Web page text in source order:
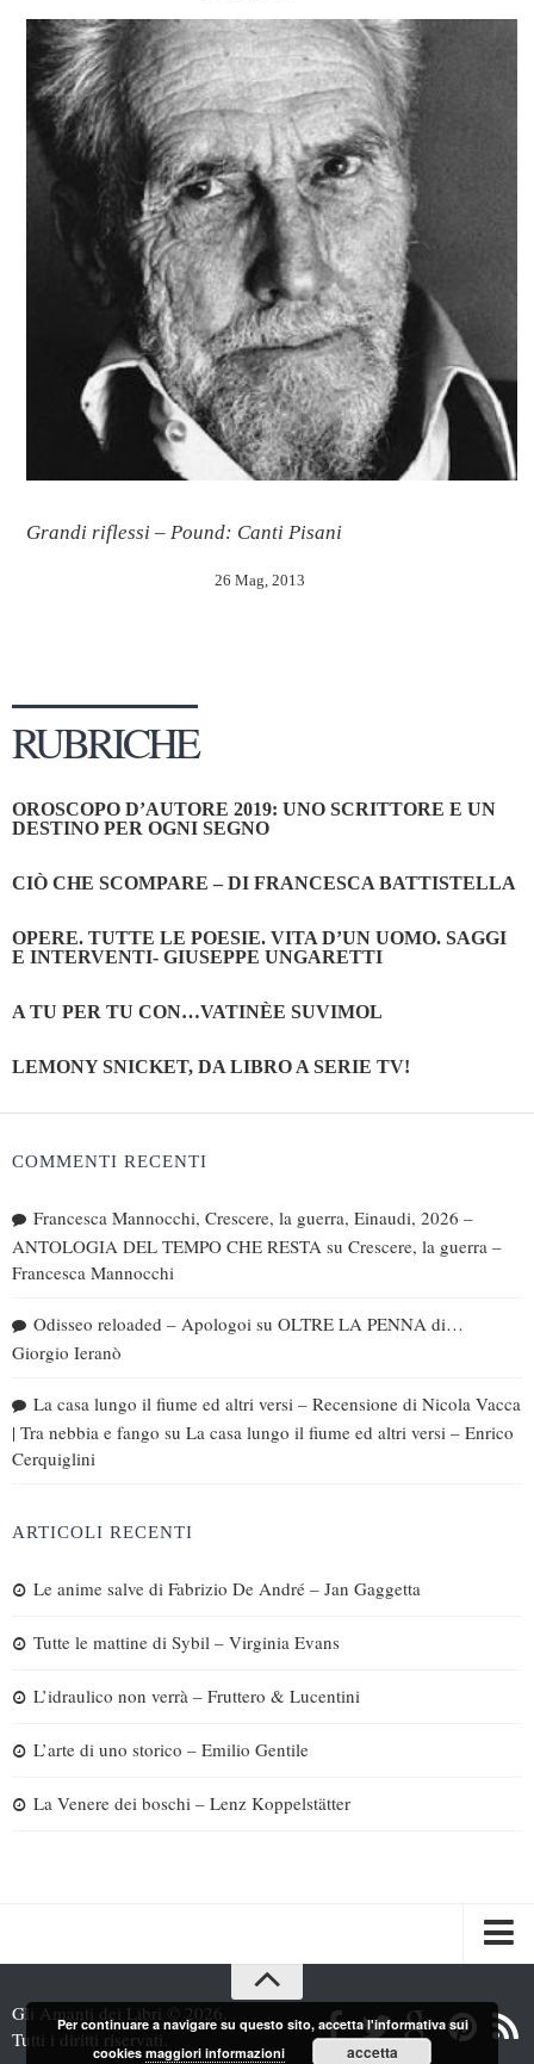
Grandi riflessi – Pound: Canti Pisani
26 Mag, 2013
RUBRICHE
OROSCOPO D’AUTORE 2019: UNO SCRITTORE E UN
DESTINO PER OGNI SEGNO
CIÒ CHE SCOMPARE – DI FRANCESCA BATTISTELLA
OPERE. TUTTE LE POESIE. VITA D’UN UOMO. SAGGI
E INTERVENTI- GIUSEPPE UNGARETTI
A TU PER TU CON…VATINÈE SUVIMOL
LEMONY SNICKET, DA LIBRO A SERIE TV!
COMMENTI RECENTI
Francesca Mannocchi, Crescere, la guerra, Einaudi, 2026 –
ANTOLOGIA DEL TEMPO CHE RESTA su Crescere, la guerra –
Francesca Mannocchi
Odisseo reloaded – Apologoi su OLTRE LA PENNA di…
Giorgio Ieranò
La casa lungo il fiume ed altri versi – Recensione di Nicola Vacca
| Tra nebbia e fango su La casa lungo il fiume ed altri versi – Enrico
Cerquiglini
ARTICOLI RECENTI
Le anime salve di Fabrizio De André – Jan Gaggetta
Tutte le mattine di Sybil – Virginia Evans
L’idraulico non verrà – Fruttero & Lucentini
L’arte di uno storico – Emilio Gentile
La Venere dei boschi – Lenz Koppelstätter
Recensioni
Gli Amanti dei Libri © 2026.
Tutti i diritti riservati.
Per continuare a navigare su questo sito, accetta l'informativa sui
cookiesmaggiori informazioni accetta